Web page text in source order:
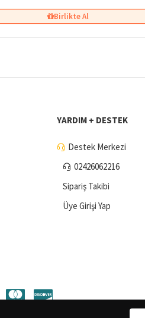
Birlikte Al
YARDIM + DESTEK
Destek Merkezi
02426062216
Sipariş Takibi
Üye Girişi Yap